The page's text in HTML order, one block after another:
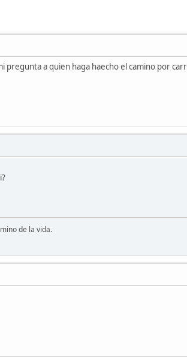
a quien haga haecho el camino por
de la vida.